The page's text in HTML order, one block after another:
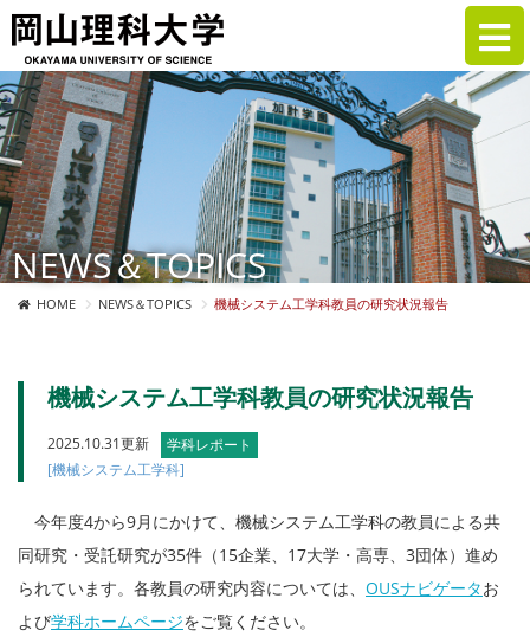
NEWS＆TOPICS
HOME NEWS＆TOPICS 機械システム工学科教員の研究状況報告
機械システム工学科教員の研究状況報告
2025.10.31更新
学科レポート
[機械システム工学科]
今年度4から9月にかけて、機械システム工学科の教員による共
同研究・受託研究が35件（15企業、17大学・高専、3団体）進め
られています。各教員の研究内容については、 OUSナビゲータお
よび学科ホームページをご覧ください。